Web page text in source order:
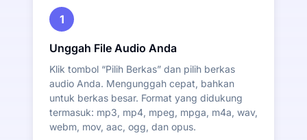
1
Unggah File Audio Anda
Klik tombol “Pilih Berkas” dan pilih berkas
audio Anda. Mengunggah cepat, bahkan
untuk berkas besar. Format yang didukung
termasuk: mp3, mp4, mpeg, mpga, m4a, wav,
webm, mov, aac, ogg, dan opus.